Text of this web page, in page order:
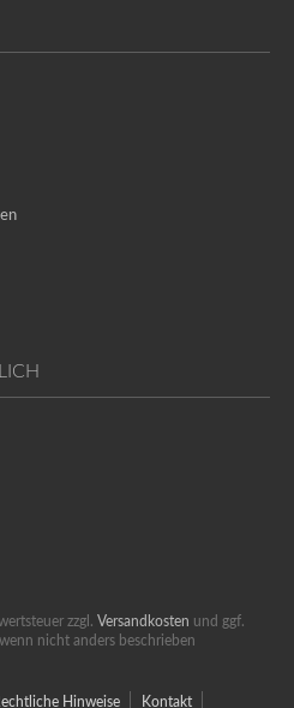
zzgl. Versandkosten und ggf.
nicht anders beschrieben
Hinweise Kontakt